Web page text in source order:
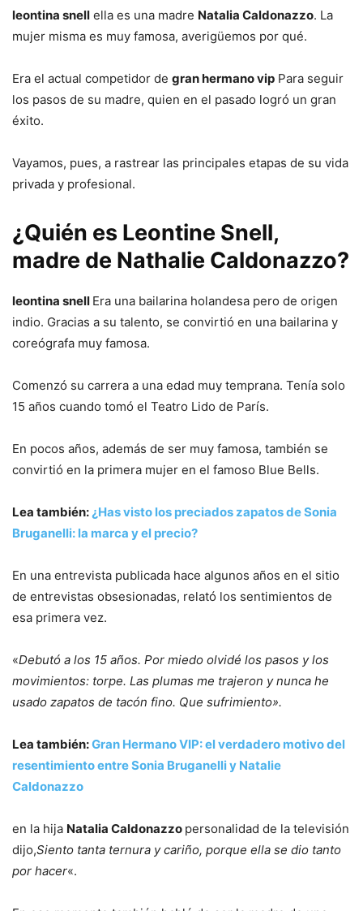
leontina snell ella es una madre Natalia Caldonazzo. La
mujer misma es muy famosa, averigüemos por qué.
Era el actual competidor de gran hermano vip Para seguir
los pasos de su madre, quien en el pasado logró un gran
éxito.
Vayamos, pues, a rastrear las principales etapas de su vida
privada y profesional.
¿Quién es Leontine Snell,
madre de Nathalie Caldonazzo?
leontina snell Era una bailarina holandesa pero de origen
indio. Gracias a su talento, se convirtió en una bailarina y
coreógrafa muy famosa.
Comenzó su carrera a una edad muy temprana. Tenía solo
15 años cuando tomó el Teatro Lido de París.
En pocos años, además de ser muy famosa, también se
convirtió en la primera mujer en el famoso Blue Bells.
Lea también:¿Has visto los preciados zapatos de Sonia
Bruganelli: la marca y el precio?
En una entrevista publicada hace algunos años en el sitio
de entrevistas obsesionadas, relató los sentimientos de
esa primera vez.
«Debutó a los 15 años. Por miedo olvidé los pasos y los
movimientos: torpe. Las plumas me trajeron y nunca he
usado zapatos de tacón fino. Que sufrimiento».
Lea también:Gran Hermano VIP: el verdadero motivo del
resentimiento entre Sonia Bruganelli y Natalie
Caldonazzo
en la hija Natalia Caldonazzo personalidad de la televisión
dijo,Siento tanta ternura y cariño, porque ella se dio tanto
por hacer«.